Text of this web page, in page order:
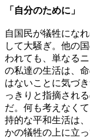
「自分のために」
自国民が犠牲にな
して大騒ぎ。他の
われても、単なる
の私達の生活は、
はないことに気づ
っきりと指摘され
だ。何も考えなく
持的な平和生活は
かの犠牲の上に立